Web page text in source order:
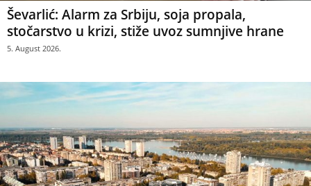
Ševarlić: Alarm za Srbiju, soja propala,
stočarstvo u krizi, stiže uvoz sumnjive hrane
5. August 2026.